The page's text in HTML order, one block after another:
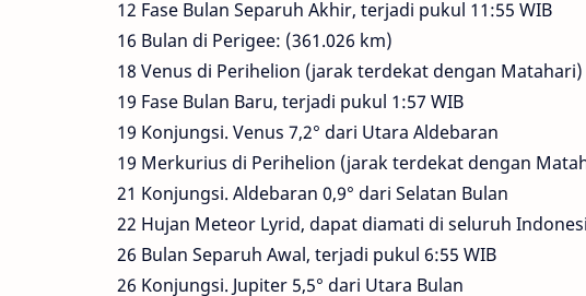
12 Fase Bulan Separuh Akhir, terjadi pukul 11:55 WIB
16 Bulan di Perigee: (361.026 km)
18 Venus di Perihelion (jarak terdekat dengan Matahari)
19 Fase Bulan Baru, terjadi pukul 1:57 WIB
19 Konjungsi. Venus 7,2° dari Utara Aldebaran
19 Merkurius di Perihelion (jarak terdekat dengan
21 Konjungsi. Aldebaran 0,9° dari Selatan Bulan
22 Hujan Meteor Lyrid, dapat diamati di seluruh
26 Bulan Separuh Awal, terjadi pukul 6:55 WIB
26 Konjungsi. Jupiter 5,5° dari Utara Bulan